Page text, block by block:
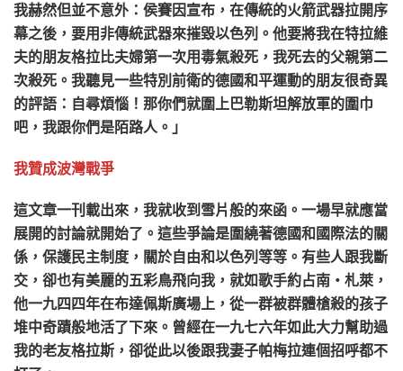
我赫然但並不意外：侯賽因宣布，在傳統的火箭武器拉開序
幕之後，要用非傳統武器來摧毀以色列。他要將我在特拉維
夫的朋友格拉比夫婦第一次用毒氣殺死，我死去的父親第二
次殺死。我聽見一些特別前衛的德國和平運動的朋友很奇異
的評語：自尋煩惱！那你們就圍上巴勒斯坦解放軍的圍巾
吧，我跟你們是陌路人。」
我贊成波灣戰爭
這文章一刊載出來，我就收到雪片般的來函。一場早就應當
展開的討論就開始了。這些爭論是圍繞著德國和國際法的關
係，保護民主制度，關於自由和以色列等等。有些人跟我斷
交，卻也有美麗的五彩鳥飛向我，就如歌手約占南‧札萊，
他一九四四年在布達佩斯廣場上，從一群被群體槍殺的孩子
堆中奇蹟般地活了下來。曾經在一九七六年如此大力幫助過
我的老友格拉斯，卻從此以後跟我妻子帕梅拉連個招呼都不